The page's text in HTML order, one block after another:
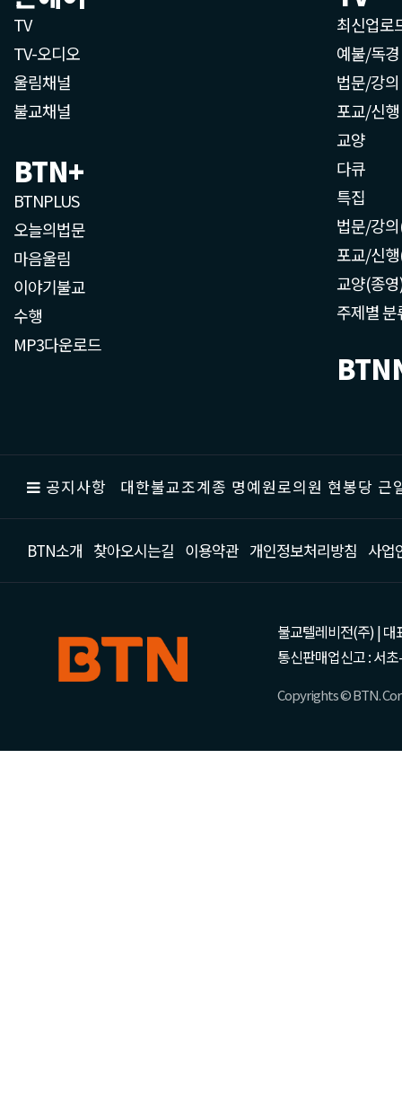
TV
TV-오디오
울림채널
불교채널
BTN+
BTNPLUS
오늘의법문
마음울림
이야기불교
수행
MP3다운로드
최신업로
예불/독경
법문/강의
포교/신행
교양
다큐
특집
법문/강
포교/신
교양(종
주제별 분
공지사항 대한불교조계종 명예원로의원 현봉당
BTN소개 찾아오시는길 이용약관 개인정보처리방침 사업
불교텔레비전(주) | 대
통신판매업신고 : 서
Copyrights © BTN.